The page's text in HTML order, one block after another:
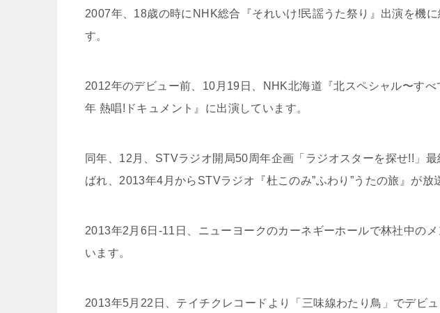
2007年、18歳の時にNHK総合『それいけ!民謡うた祭り』出演を機
す。
2012年のデビュー前、10月19日、NHK北海道『北スペシャル〜す
年 熱唱!ドキュメント』に出演しています。
同年、12月、STVラジオ開局50周年企画「ラジオスターを探せ!!」
ばれ、2013年4月からSTVラジオ『杜このみ”ふわり”うたの旅』が放
2013年2月6日-11日、ニューヨークのカーネギーホールで林社中の
います。
2013年5月22日、テイチクレコードより「三味線わたり鳥」でデビ